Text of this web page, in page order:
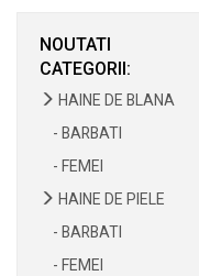
NOUTATI
CATEGORII:
HAINE DE BLANA
- BARBATI
- FEMEI
HAINE DE PIELE
- BARBATI
- FEMEI